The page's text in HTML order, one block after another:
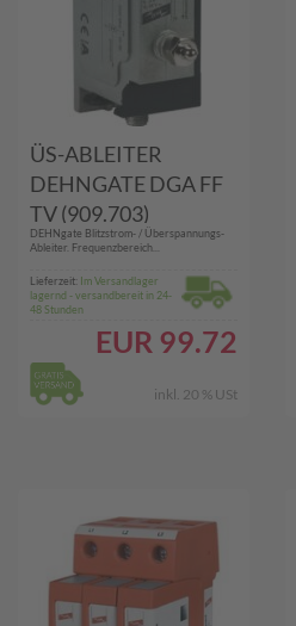
ÜS-ABLEITER
DEHNGATE DGA FF
TV (909.703)
DEHNgate Blitzstrom- / Überspannungs-
Ableiter. Frequenzbereich...
Lieferzeit: Im Versandlager
lagernd - versandbereit in 24-
48 Stunden
EUR 99.72
inkl. 20 % USt